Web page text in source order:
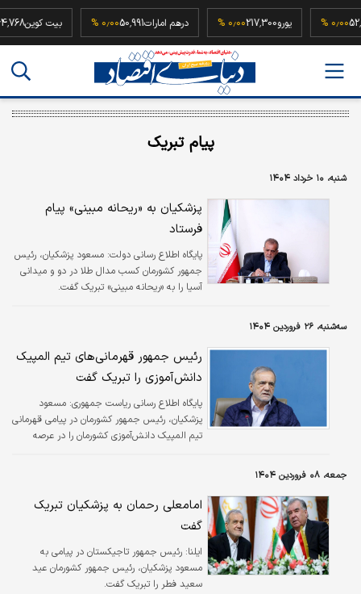
52,500,000 یورو217,300 درهم امارات50,991 بیت
پیام تبریک
شنبه، ۱۰ خرداد ۱۴۰۴
پزشکیان به «ریحانه مبینی» پیام
فرستاد
پایگاه اطلاع رسانی دولت: مسعود پزشکیان، رئیس
جمهور کشورمان کسب مدال طلا در دو‌ و میدانی
آسیا را به «ریحانه مبینی» تبریک گفت.
سه‌شنبه، ۲۶ فروردین ۱۴۰۴
رئیس جمهور قهرمانی‌های تیم المپیک
دانش‌آموزی را تبریک گفت
پایگاه اطلاع رسانی ریاست جمهوری: مسعود
پزشکیان، رئیس جمهور کشورمان در پیامی قهرمانی
تیم المپیک دانش‌آموزی کشورمان را در عرصه
جمعه، ۰۸ فروردین ۱۴۰۴
امامعلی رحمان به پزشکیان تبریک
گفت
ایلنا: رئیس جمهور تاجیکستان در پیامی به
مسعود پزشکیان، رئیس جمهور کشورمان عید
سعید فطر را تبریک گفت.